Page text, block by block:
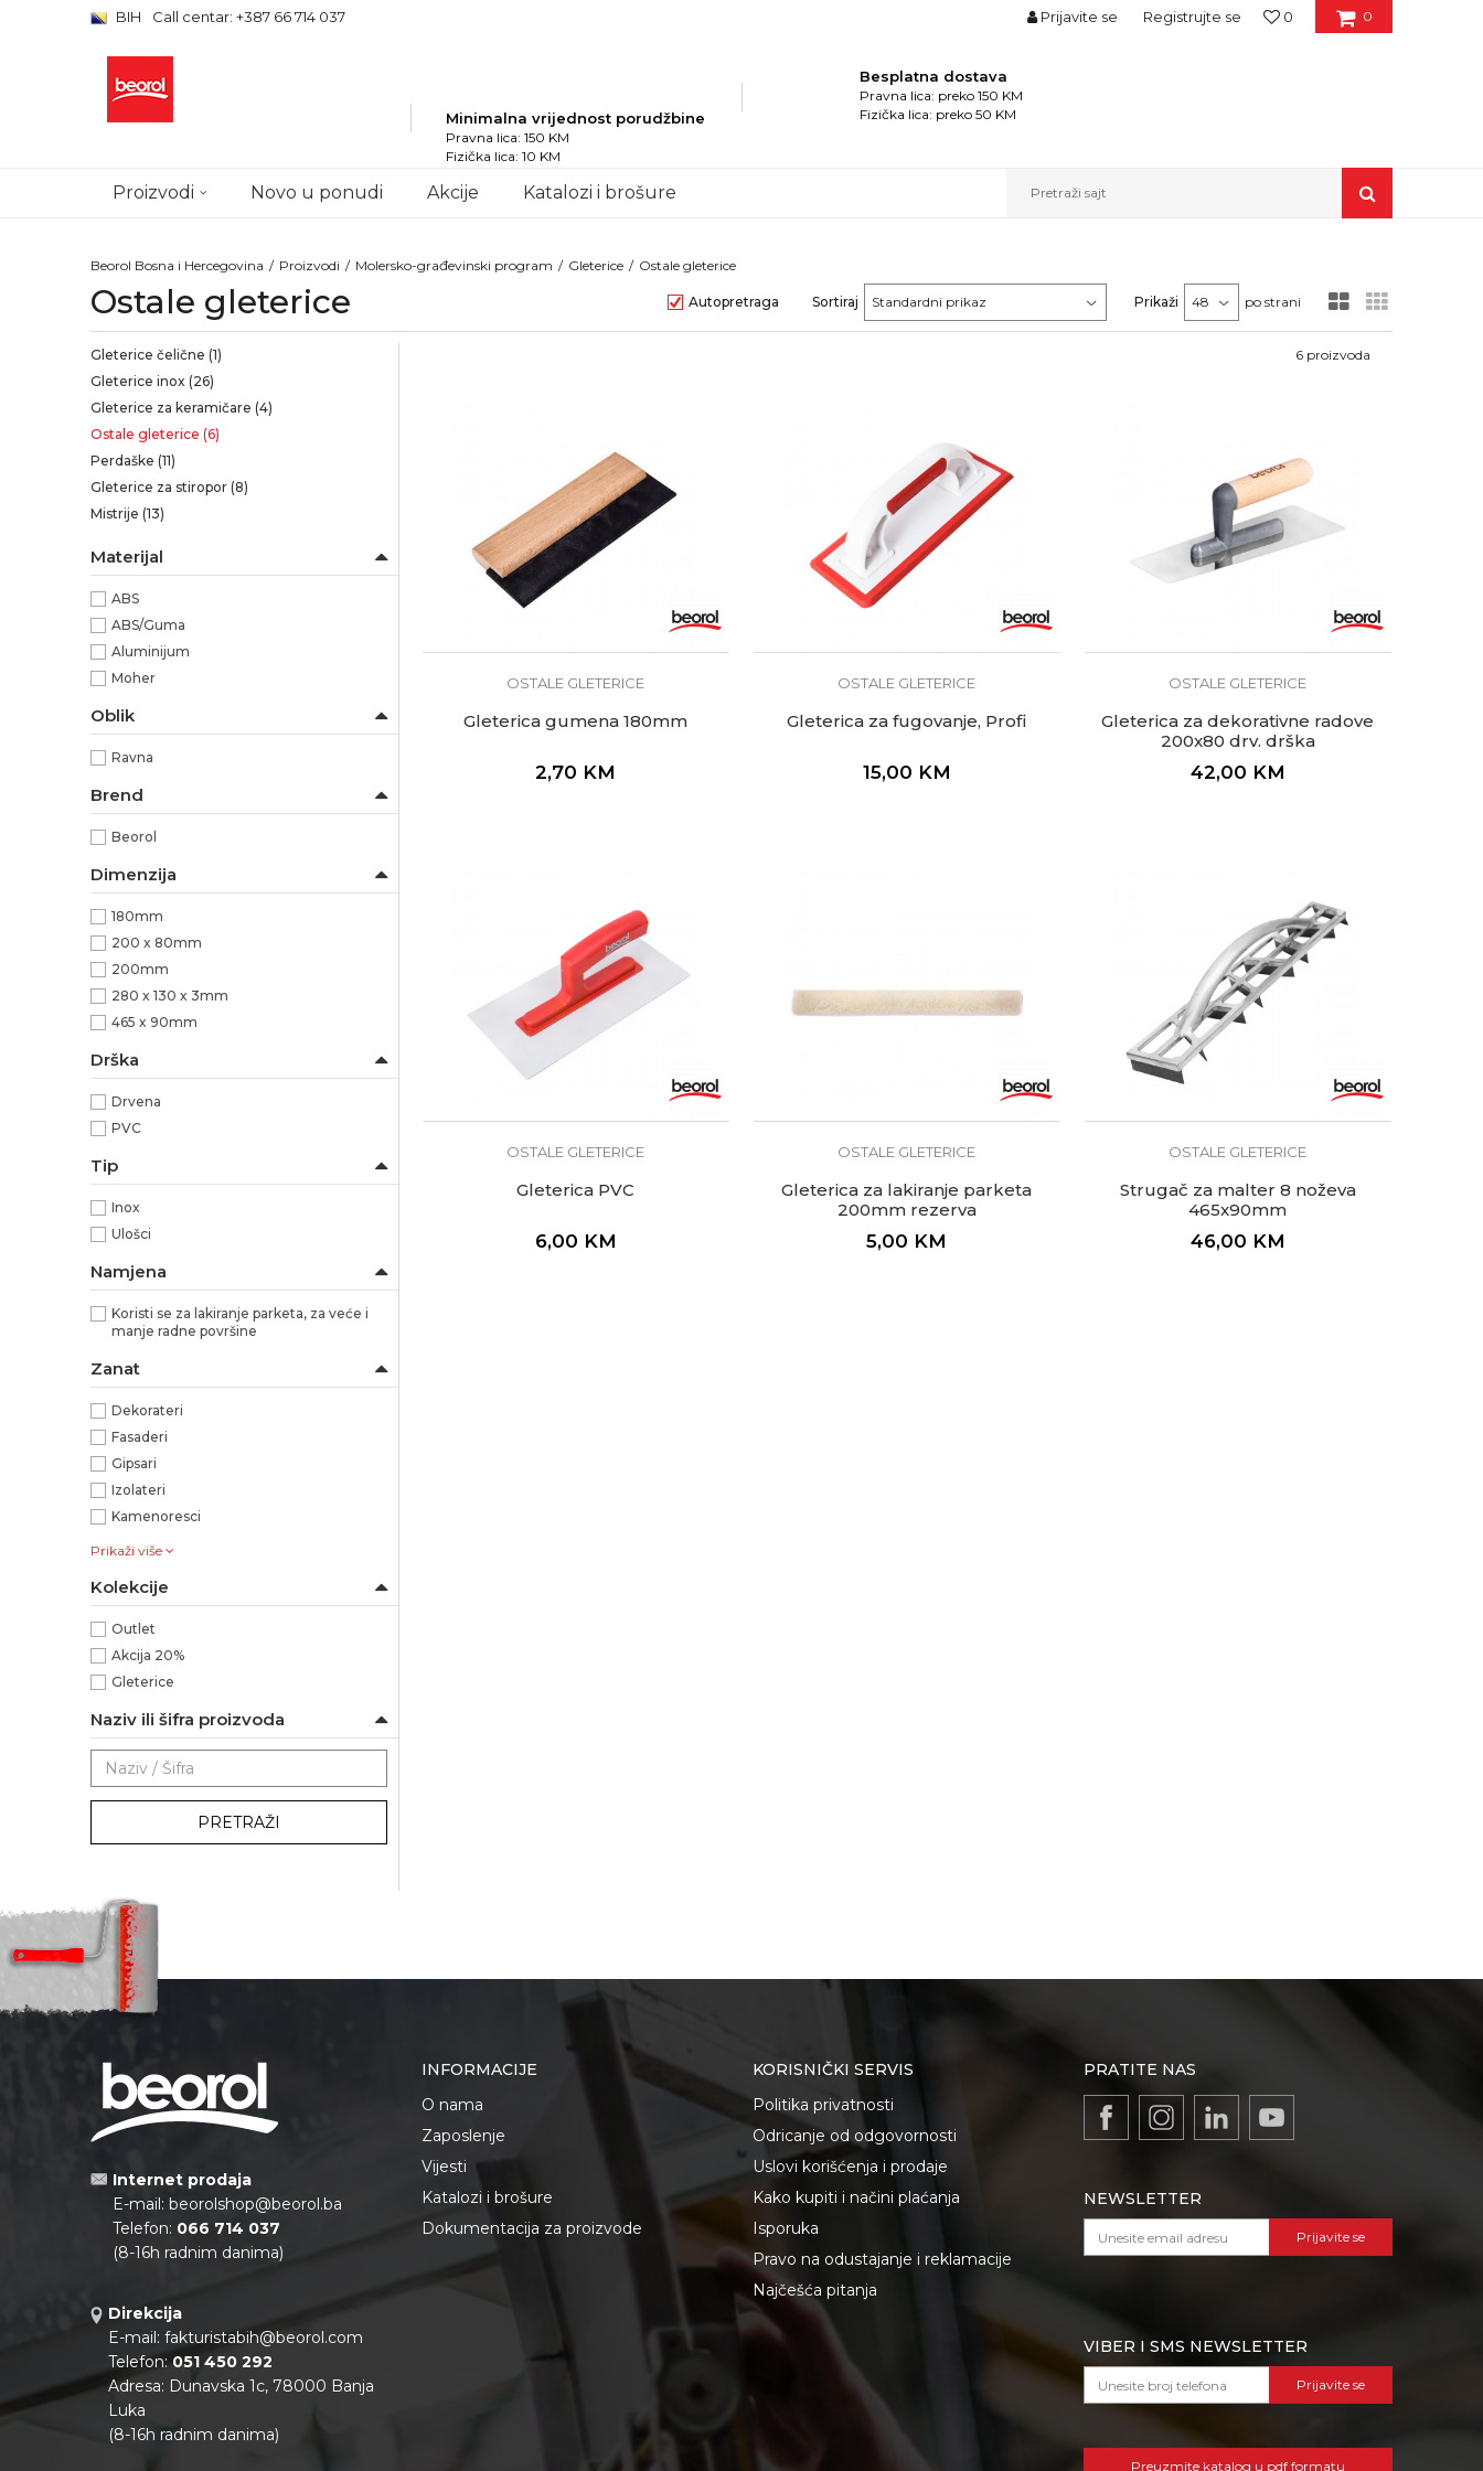
BIH Call centar: +387 66 714 037 0
0
Prijavite se Registrujte se
Minimalna vrijednost porudžbine
Pravna lica: 150 KM
Fizička lica: 10 KM
Besplatna dostava
Pravna lica: preko 150 KM
Fizička lica: preko 50 KM
Proizvodi Novo u ponudi Akcije Katalozi i brošure Pretraži sajt
Beorol Bosna i Hercegovina Proizvodi Molersko-građevinski program Gleterice Ostale gleterice
Ostale gleterice Autopretraga Sortiraj Prikaži po strani
Gleterice čelične (1)
Gleterice inox (26)
Gleterice za keramičare (4)
Ostale gleterice (6)
Perdaške (11)
Gleterice za stiropor (8)
Mistrije (13)
Materijal
ABS
ABS/Guma
Aluminijum
Moher
Oblik
Ravna
Brend
Beorol
Dimenzija
180mm
200 x 80mm
200mm
280 x 130 x 3mm
465 x 90mm
Drška
Drvena
PVC
Tip
Inox
Ulošci
Namjena
Koristi se za lakiranje parketa, za veće i
manje radne površine
Zanat
Dekorateri
Fasaderi
Gipsari
Izolateri
Kamenoresci
Prikaži više
Kolekcije
Outlet
Akcija 20%
Gleterice
Naziv ili šifra proizvoda
PRETRAŽI
6 proizvoda
OSTALE GLETERICE
Gleterica gumena 180mm
2,70 KM
OSTALE GLETERICE
Gleterica za fugovanje, Profi
15,00 KM
OSTALE GLETERICE
Gleterica za dekorativne radove
200x80 drv. drška
42,00 KM
OSTALE GLETERICE
Gleterica PVC
6,00 KM
OSTALE GLETERICE
Gleterica za lakiranje parketa
200mm rezerva
5,00 KM
OSTALE GLETERICE
Strugač za malter 8 noževa
465x90mm
46,00 KM
Internet prodaja
E-mail: beorolshop@beorol.ba
Telefon: 066 714 037
(8-16h radnim danima)
Direkcija
E-mail: fakturistabih@beorol.com
Telefon: 051 450 292
Adresa: Dunavska 1c, 78000 Banja
Luka
(8-16h radnim danima)
INFORMACIJE
O nama
Zaposlenje
Vijesti
Katalozi i brošure
Dokumentacija za proizvode
KORISNIČKI SERVIS
Politika privatnosti
Odricanje od odgovornosti
Uslovi korišćenja i prodaje
Kako kupiti i načini plaćanja
Isporuka
Pravo na odustajanje i reklamacije
Najčešća pitanja
PRATITE NAS
NEWSLETTER
Prijavite se
VIBER I SMS NEWSLETTER
Prijavite se
Preuzmite katalog u pdf formatu